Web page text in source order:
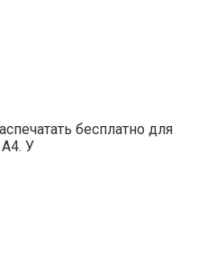
бесплатно для
У